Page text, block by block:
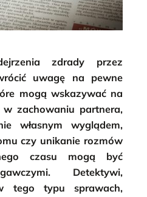
zdrady przez
uwagę na pewne
mogą wskazywać na
w zachowaniu partnera,
własnym wyglądem,
czy unikanie rozmów
czasu mogą być
Detektywi,
tego typu sprawach,